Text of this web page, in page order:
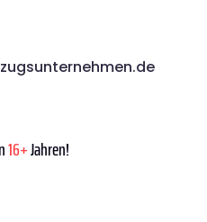
16+Jahren!